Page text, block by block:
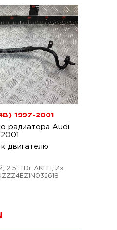
1997-2001
радиатора Audi
двигателю
2,5; TDi; АКПП; Из